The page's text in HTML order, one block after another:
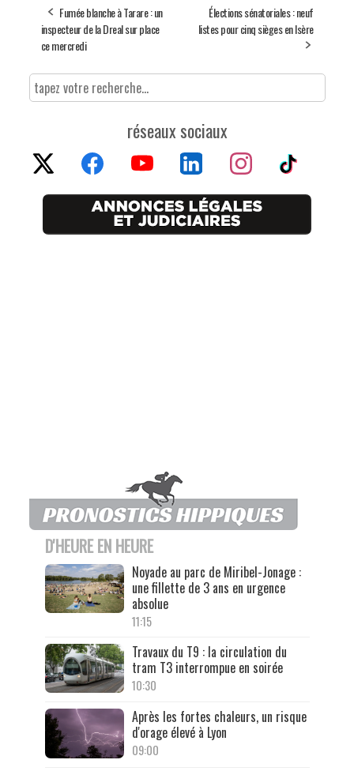
Fumée blanche à Tarare : un
inspecteur de la Dreal sur place
ce mercredi
Élections sénatoriales : neuf
listes pour cinq sièges en Isère
réseaux sociaux
D'HEURE EN HEURE
Noyade au parc de Miribel-Jonage :
une fillette de 3 ans en urgence
absolue
11:15
Travaux du T9 : la circulation du
tram T3 interrompue en soirée
10:30
Après les fortes chaleurs, un risque
d'orage élevé à Lyon
09:00